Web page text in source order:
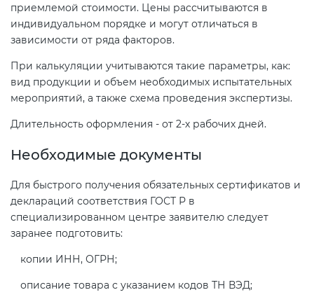
приемлемой стоимости. Цены рассчитываются в
индивидуальном порядке и могут отличаться в
зависимости от ряда факторов.
При калькуляции учитываются такие параметры, как:
вид продукции и объем необходимых испытательных
мероприятий, а также схема проведения экспертизы.
Длительность оформления - от 2-х рабочих дней.
Необходимые документы
Для быстрого получения обязательных сертификатов и
деклараций соответствия ГОСТ Р в
специализированном центре заявителю следует
заранее подготовить:
копии ИНН, ОГРН;
описание товара с указанием кодов ТН ВЭД;